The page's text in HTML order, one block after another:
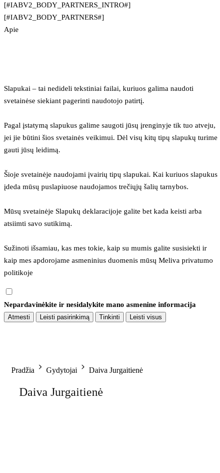
[#IABV2_BODY_PARTNERS_INTRO#]
[#IABV2_BODY_PARTNERS#]
Apie
Slapukai – tai nedideli tekstiniai failai, kuriuos galima naudoti
svetainėse siekiant pagerinti naudotojo patirtį.
Pagal įstatymą slapukus galime saugoti jūsų įrenginyje tik tuo atveju,
jei jie būtini šios svetainės veikimui. Dėl visų kitų tipų slapukų turime
gauti jūsų leidimą.
Šioje svetainėje naudojami įvairių tipų slapukai. Kai kuriuos slapukus
įdeda mūsų puslapiuose naudojamos trečiųjų šalių tarnybos.
Mūsų svetainėje Slapukų deklaracijoje galite bet kada keisti arba
atsiimti savo sutikimą.
Sužinoti išsamiau, kas mes tokie, kaip su mumis galite susisiekti ir
kaip mes apdorojame asmeninius duomenis mūsų Meliva privatumo
politikoje
Nepardavinėkite ir nesidalykite mano asmenine informacija
Atmesti Leisti pasirinkimą Tinkinti Leisti visus
Pradžia Gydytojai Daiva Jurgaitienė
Daiva Jurgaitienė